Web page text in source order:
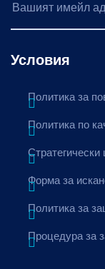
Условия
Политика за
Политика по
Стратегически
Форма за
Политика за
Процедура за